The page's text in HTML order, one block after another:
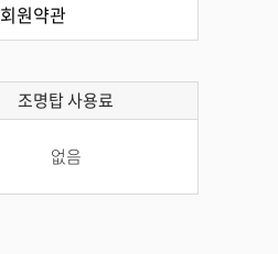
회원약관
조명탑 사용료
없음